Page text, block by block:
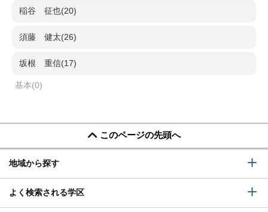
稲谷 征也(20)
須藤 健太(26)
坂根 重信(17)
基本(0)
このページの先頭へ
地域から探す
よく検索される学区